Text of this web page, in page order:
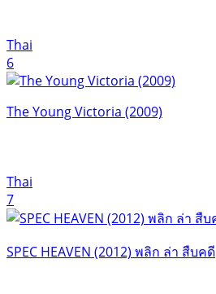
Thai
6
The Young Victoria (2009)
Thai
7
SPEC HEAVEN (2012) พลิก ล่า สืบคดี